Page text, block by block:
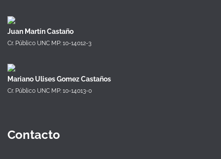
Juan Martín Castaño
Cr. Público UNC MP: 10-14012-3
Mariano Ulises Gomez Castaños
Cr. Público UNC MP: 10-14013-0
Contacto